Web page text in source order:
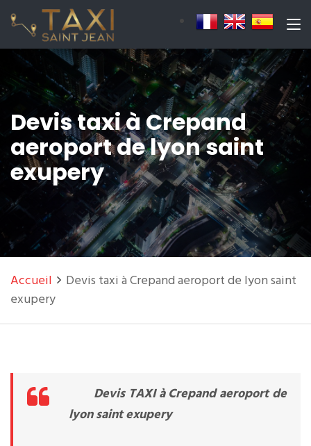
Devis taxi à Crepand
aeroport de lyon saint
exupery
Accueil
Devis taxi à Crepand aeroport de lyon saint
exupery
Devis TAXI à Crepand aeroport de
lyon saint exupery